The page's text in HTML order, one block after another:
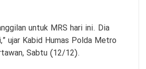
untuk MRS hari ini. Dia
ujar Kabid Humas Polda Metro
Sabtu (12/12).